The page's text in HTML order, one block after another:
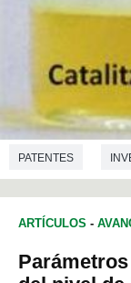
PATENTES
ARTÍCULOS -